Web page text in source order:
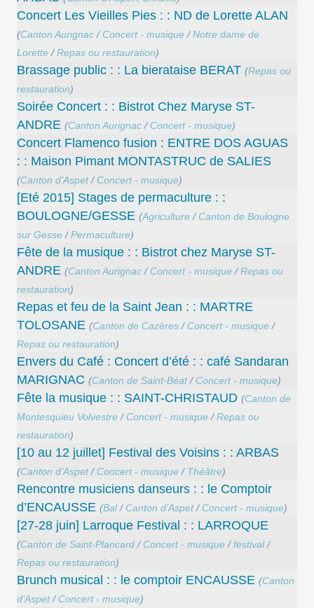
Concert Les Vieilles Pies : : ND de Lorette ALAN
(Canton Aurignac / Concert - musique /Notre dame de
Lorette /Repas ou restauration)
Brassage public : : La bierataise BERAT (Repas ou
restauration)
Soirée Concert : : Bistrot Chez Maryse ST-
ANDRE (Canton Aurignac / Concert - musique)
Concert ​Flamenco fusion : ENTRE DOS AGUAS
: : Maison Pimant MONTASTRUC de SALIES
(Canton d’Aspet/ Concert - musique)
[Eté 2015] Stages de permaculture : :
BOULOGNE/GESSE (Agriculture / Canton de Boulogne
sur Gesse /Permaculture)
Fête de la musique : : Bistrot chez Maryse ST-
ANDRE (Canton Aurignac / Concert - musique /Repas ou
restauration)
Repas et feu de la Saint Jean : : MARTRE
TOLOSANE (Canton de Cazères / Concert - musique /
Repas ou restauration)
Envers du Café : Concert d’été : : café Sandaran
MARIGNAC (Canton de Saint-Béat/ Concert - musique)
Fête la musique : : SAINT-CHRISTAUD (Canton de
Montesquieu Volvestre / Concert - musique /Repas ou
restauration)
[10 au 12 juillet] Festival des Voisins : : ARBAS
(Canton d’Aspet/ Concert - musique / Théâtre)
Rencontre musiciens danseurs : : le Comptoir
d’ENCAUSSE (Bal/ Canton d’Aspet/ Concert - musique)
[27-28 juin] Larroque Festival : : LARROQUE
(Canton de Saint-Plancard / Concert - musique /festival/
Repas ou restauration)
Brunch musical : : le comptoir ENCAUSSE (Canton
d’Aspet/ Concert - musique)